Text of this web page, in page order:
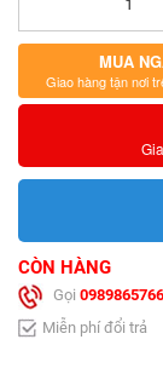
MUA
Giao hàng tận nơi
CÒN HÀNG
Gọi 0989865766
Miễn phí đổi trả